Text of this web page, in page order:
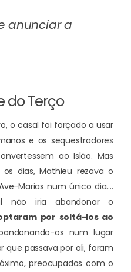
anunciar a
do Terço
o casal foi forçado a usar
e os sequestradores
ao Islão. Mas
dias, Mathieu rezava o
Marias num único dia….
não iria abandonar o
por soltá-los ao
os num lugar
que passava por ali, foram
preocupados com o